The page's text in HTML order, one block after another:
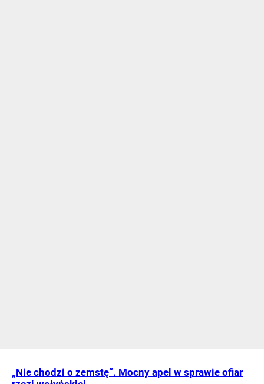
„Nie chodzi o zemstę”. Mocny apel w sprawie ofiar